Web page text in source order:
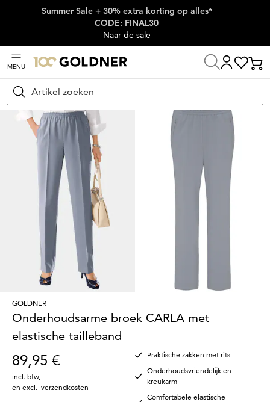
Skip naar hoofdinhoud
Summer Sale + 30% extra korting op alles*
CODE: FINAL30
Naar de sale
MENU
Zoeken
Thuis Damesmode
GOLDNER
Onderhoudsarme broek CARLA met
elastische tailleband
89,95 €
incl. btw,
en excl. verzendkosten
Praktische zakken met rits
Onderhoudsvriendelijk en
kreukarm
Comfortabele elastische